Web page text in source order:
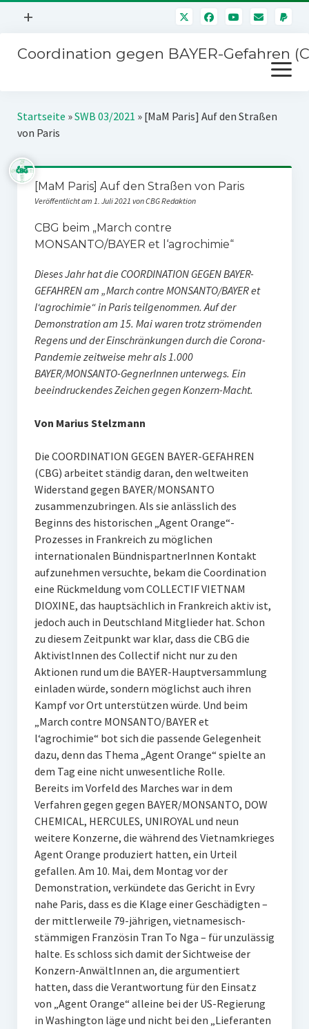
Menü
+
Mitmachen
Über uns
Kontakt
Impressum
Coordination gegen BAYER-Gefahren
Menü
öffnen
Kampagnen
Stichwort BAYER
Jahrestagung
SPENDEN
Startseite »SWB 03/2021 » [MaM Paris] Auf den Straßen
von Paris
[MaM Paris] Auf den Straßen von Paris
Veröffentlicht am 1. Juli 2021 von CBG Redaktion
CBG beim „March contre
MONSANTO/BAYER et l‘agrochimie“
Dieses Jahr hat die COORDINATION GEGEN BAYER-
GEFAHREN am „March contre MONSANTO/BAYER et
l‘agrochimie“ in Paris teilgenommen. Auf der
Demonstration am 15. Mai waren trotz strömenden
Regens und der Einschränkungen durch die Corona-
Pandemie zeitweise mehr als 1.000
BAYER/MONSANTO-GegnerInnen unterwegs. Ein
beeindruckendes Zeichen gegen Konzern-Macht.
Von Marius Stelzmann
Die COORDINATION GEGEN BAYER-GEFAHREN
(CBG) arbeitet ständig daran, den weltweiten
Widerstand gegen BAYER/MONSANTO
zusammenzubringen. Als sie anlässlich des
Beginns des historischen „Agent Orange“-
Prozesses in Frankreich zu möglichen
internationalen BündnispartnerInnen Kontakt
aufzunehmen versuchte, bekam die Coordination
eine Rückmeldung vom COLLECTIF VIETNAM
DIOXINE, das hauptsächlich in Frankreich aktiv ist,
jedoch auch in Deutschland Mitglieder hat. Schon
zu diesem Zeitpunkt war klar, dass die CBG die
AktivistInnen des Collectif nicht nur zu den
Aktionen rund um die BAYER-Hauptversammlung
einladen würde, sondern möglichst auch ihren
Kampf vor Ort unterstützen würde. Und beim
„March contre MONSANTO/BAYER et
l‘agrochimie“ bot sich die passende Gelegenheit
dazu, denn das Thema „Agent Orange“ spielte an
dem Tag eine nicht unwesentliche Rolle.
Bereits im Vorfeld des Marches war in dem
Verfahren gegen gegen BAYER/MONSANTO, DOW
CHEMICAL, HERCULES, UNIROYAL und neun
weitere Konzerne, die während des Vietnamkrieges
Agent Orange produziert hatten, ein Urteil
gefallen. Am 10. Mai, dem Montag vor der
Demonstration, verkündete das Gericht in Evry
nahe Paris, dass es die Klage einer Geschädigten –
der mittlerweile 79-jährigen, vietnamesisch-
stämmigen Französin Tran To Nga – für unzulässig
halte. Es schloss sich damit der Sichtweise der
Konzern-AnwältInnen an, die argumentiert
hatten, dass die Verantwortung für den Einsatz
von „Agent Orange“ alleine bei der US-Regierung
in Washington läge und nicht bei den „Lieferanten